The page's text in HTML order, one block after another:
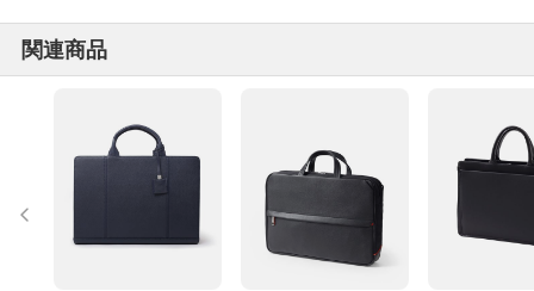
関連商品